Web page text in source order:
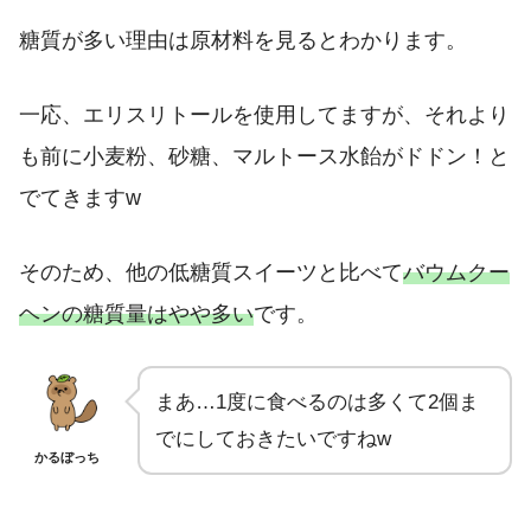
糖質が多い理由は原材料を見るとわかります。
一応、エリスリトールを使用してますが、それより
も前に小麦粉、砂糖、マルトース水飴がドドン！と
でてきますw
そのため、他の低糖質スイーツと比べてバウムクー
ヘンの糖質量はやや多いです。
かるぼっち
まあ…1度に食べるのは多くて2個ま
でにしておきたいですねw